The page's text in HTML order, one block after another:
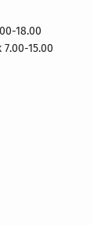
18.00
15.00